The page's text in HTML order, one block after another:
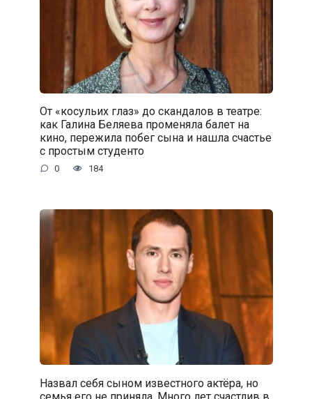
От «косульих глаз» до скандалов в театре:
как Галина Беляева променяла балет на
кино, пережила побег сына и нашла счастье
с простым студенто
0 184
Назвал себя сыном известного актёра, но
семья его не приняла. Много лет счастлив в